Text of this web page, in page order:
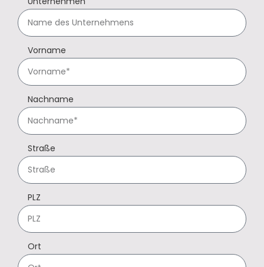
Vorname
Nachname
Straße
PLZ
Ort